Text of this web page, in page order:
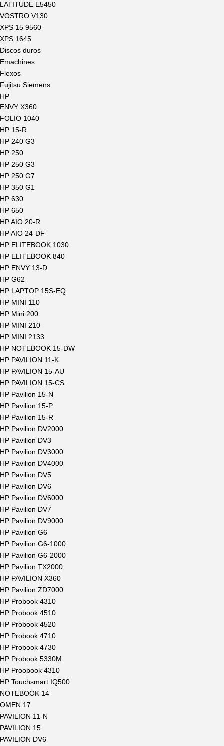
LATITUDE E5450
VOSTRO V130
XPS 15 9560
XPS 1645
Discos duros
Emachines
Flexos
Fujitsu Siemens
HP
ENVY X360
FOLIO 1040
HP 15-R
HP 240 G3
HP 250
HP 250 G3
HP 250 G7
HP 350 G1
HP 630
HP 650
HP AIO 20-R
HP AIO 24-DF
HP ELITEBOOK 1030
HP ELITEBOOK 840
HP ENVY 13-D
HP G62
HP LAPTOP 15S-EQ
HP MINI 110
HP Mini 200
HP MINI 210
HP MINI 2133
HP NOTEBOOK 15-DW
HP PAVILION 11-K
HP PAVILION 15-AU
HP PAVILION 15-CS
HP Pavilion 15-N
HP Pavilion 15-P
HP Pavilion 15-R
HP Pavilion DV2000
HP Pavilion DV3
HP Pavilion DV3000
HP Pavilion DV4000
HP Pavilion DV5
HP Pavilion DV6
HP Pavilion DV6000
HP Pavilion DV7
HP Pavilion DV9000
HP Pavilion G6
HP Pavilion G6-1000
HP Pavilion G6-2000
HP Pavilion TX2000
HP PAVILION X360
HP Pavilion ZD7000
HP Probook 4310
HP Probook 4510
HP Probook 4520
HP Probook 4710
HP Probook 4730
HP Probook 5330M
HP Proobook 4310
HP Touchsmart IQ500
NOTEBOOK 14
OMEN 17
PAVILION 11-N
PAVILION 15
PAVILION DV6